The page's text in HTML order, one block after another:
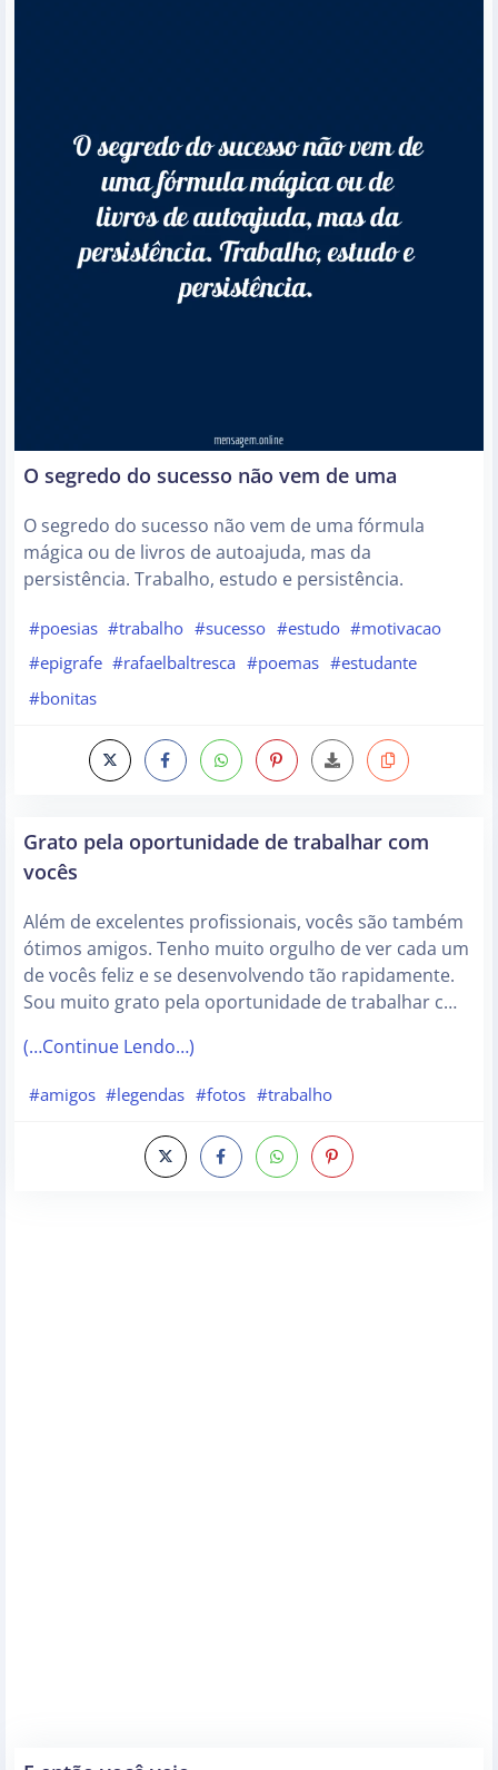
O segredo do sucesso não vem de uma
O segredo do sucesso não vem de uma fórmula
mágica ou de livros de autoajuda, mas da
persistência. Trabalho, estudo e persistência.
#poesias #trabalho #sucesso #estudo #motivacao
#epigrafe #rafaelbaltresca #poemas #estudante
#bonitas
Grato pela oportunidade de trabalhar com
vocês
Além de excelentes profissionais, vocês são também
ótimos amigos. Tenho muito orgulho de ver cada um
de vocês feliz e se desenvolvendo tão rapidamente.
Sou muito grato pela oportunidade de trabalhar c…
(…Continue Lendo…)
#amigos #legendas #fotos #trabalho